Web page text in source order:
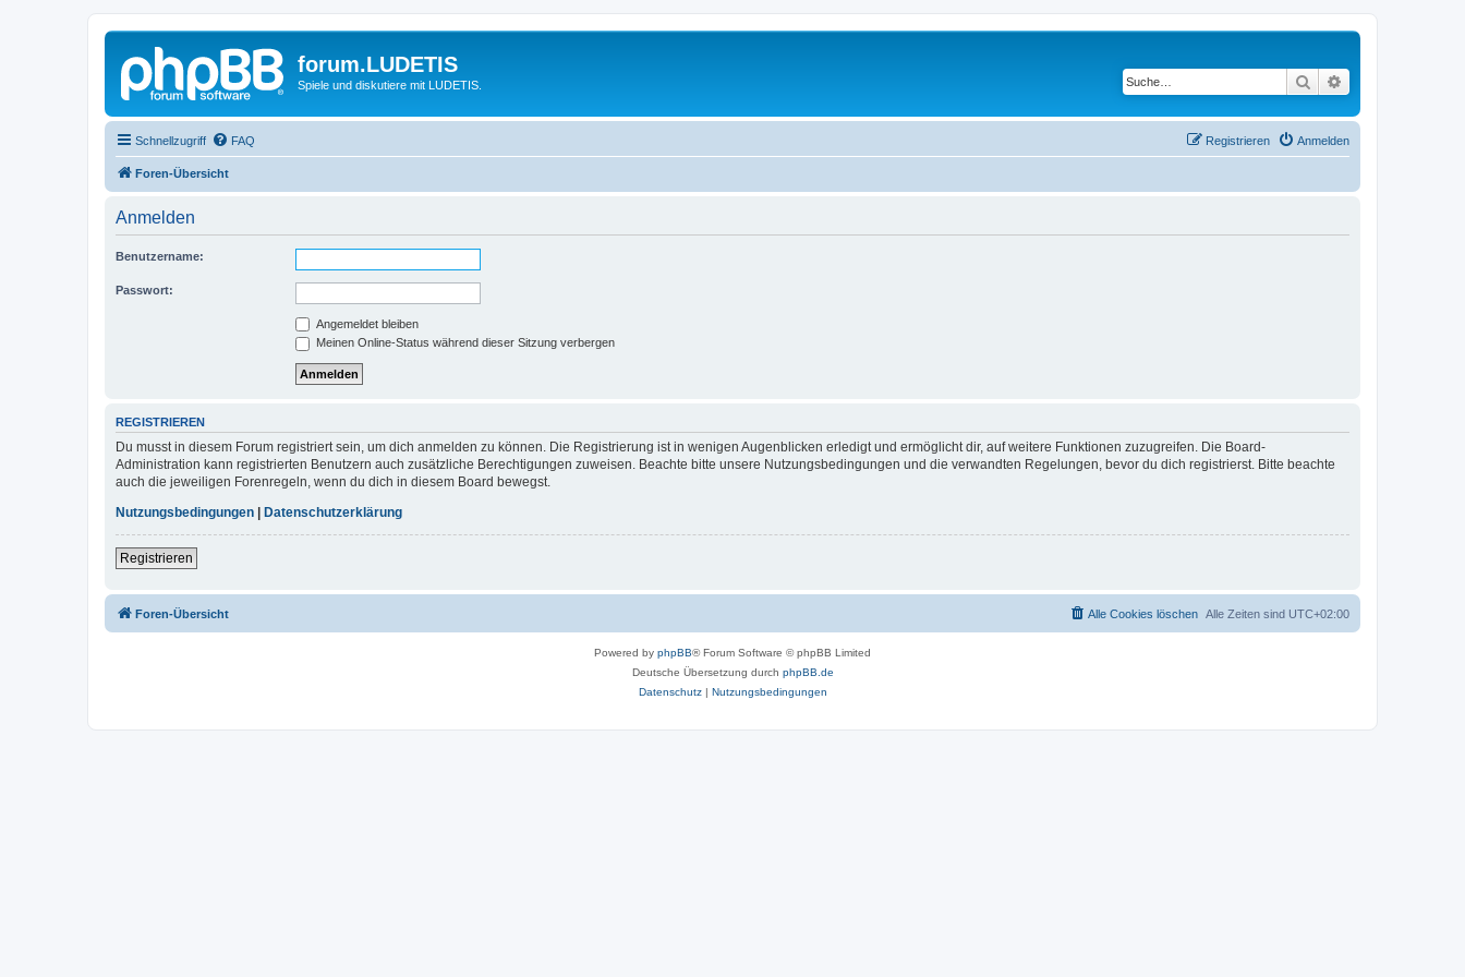
forum.LUDETIS
Spiele und diskutiere mit LUDETIS. Suche
Schnellzugriff FAQ Anmelden
Registrieren
Foren-Übersicht
Anmelden
Benutzername:
Passwort:
Angemeldet bleiben
Meinen Online-Status während dieser Sitzung verbergen
REGISTRIEREN
Du musst in diesem Forum registriert sein, um dich anmelden zu können. Die Registrierung ist in wenigen Augenblicken erledigt und ermöglicht dir, auf weitere Funktionen zuzugreifen. Die Board-
Administration kann registrierten Benutzern auch zusätzliche Berechtigungen zuweisen. Beachte bitte unsere Nutzungsbedingungen und die verwandten Regelungen, bevor du dich registrierst. Bitte beachte
auch die jeweiligen Forenregeln, wenn du dich in diesem Board bewegst.
Nutzungsbedingungen
Datenschutzerklärung
Registrieren
Foren-Übersicht Alle Zeiten sind UTC+02:00
Alle Cookies löschen
Powered by phpBB® Forum Software © phpBB Limited
Deutsche Übersetzung durch phpBB.de
Datenschutz| Nutzungsbedingungen